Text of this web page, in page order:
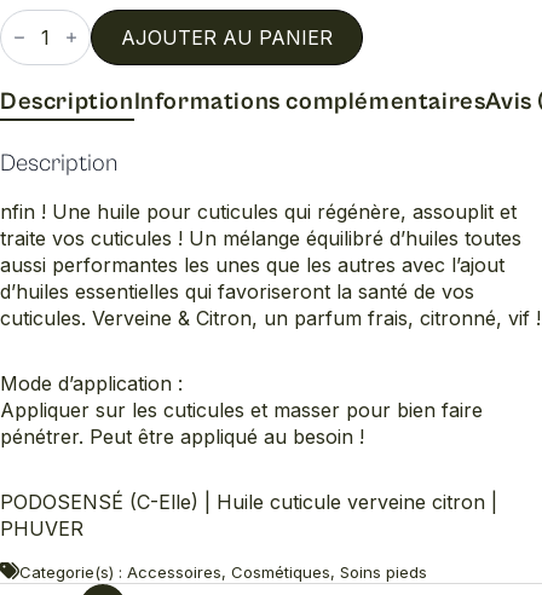
quantité
de
Huile
verveine
citron
AJOUTER AU PANIER
DescriptionInformations complémentairesAvis
Description
nfin ! Une huile pour cuticules qui régénère, assouplit et
traite vos cuticules ! Un mélange équilibré d’huiles toutes
aussi performantes les unes que les autres avec l’ajout
d’huiles essentielles qui favoriseront la santé de vos
cuticules. Verveine & Citron, un parfum frais, citronné, vif !
Mode d’application :
Appliquer sur les cuticules et masser pour bien faire
pénétrer. Peut être appliqué au besoin !
PODOSENSÉ (C-Elle) | Huile cuticule verveine citron |
PHUVER
Categorie(s) : Accessoires, Cosmétiques, Soins pieds